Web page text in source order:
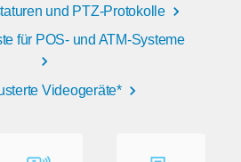
und PTZ-Protokolle
für POS- und ATM-Systeme
Videogeräte*